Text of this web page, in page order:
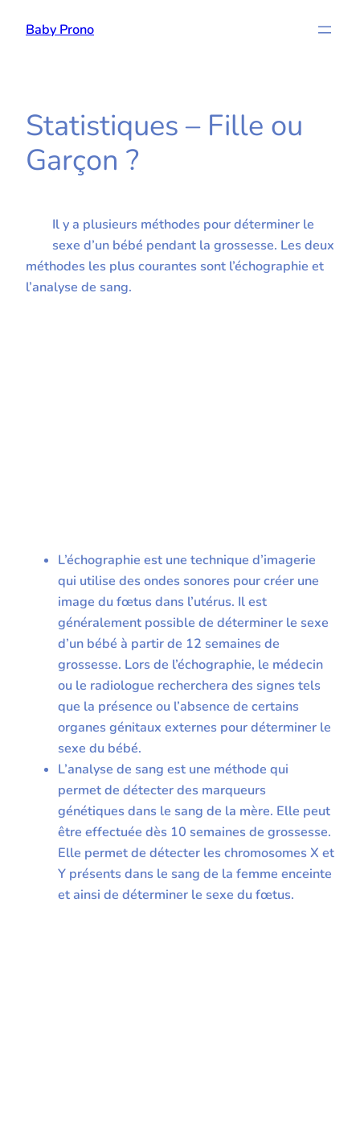
Baby Prono
Statistiques – Fille ou
Garçon ?
Il y a plusieurs méthodes pour déterminer le
sexe d’un bébé pendant la grossesse. Les deux
méthodes les plus courantes sont l’échographie et
l’analyse de sang.
L’échographie est une technique d’imagerie
qui utilise des ondes sonores pour créer une
image du fœtus dans l’utérus. Il est
généralement possible de déterminer le sexe
d’un bébé à partir de 12 semaines de
grossesse. Lors de l’échographie, le médecin
ou le radiologue recherchera des signes tels
que la présence ou l’absence de certains
organes génitaux externes pour déterminer le
sexe du bébé.
L’analyse de sang est une méthode qui
permet de détecter des marqueurs
génétiques dans le sang de la mère. Elle peut
être effectuée dès 10 semaines de grossesse.
Elle permet de détecter les chromosomes X et
Y présents dans le sang de la femme enceinte
et ainsi de déterminer le sexe du fœtus.